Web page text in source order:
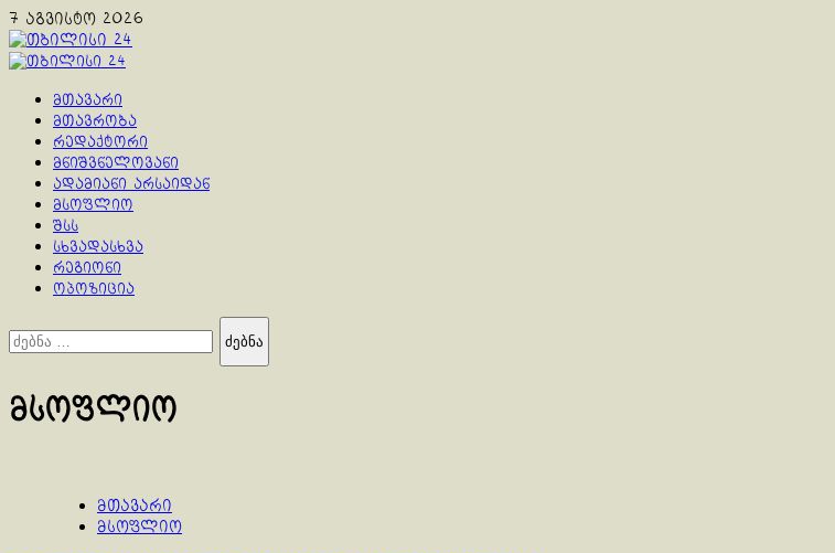
Skip
to
content
7 აგვისტო 2026
Primary
მთავარი
მთავრობა
რედაქტორი
მნიშვნელოვანი
ადამიანი არსაიდან
მსოფლიო
შსს
სხვადასხვა
რეგიონი
ოპოზიცია
ძებნა:
მსოფლიო
მთავარი
მსოფლიო